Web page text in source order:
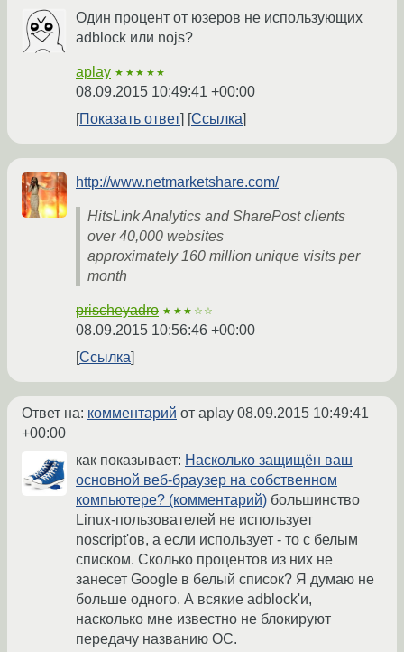
Один процент от юзеров не использующих
adblock или nojs?
aplay ★★★★★
08.09.2015 10:49:41 +00:00
Показать ответ
Ссылка
http://www.netmarketshare.com/
HitsLink Analytics and SharePost clients
over 40,000 websites
approximately 160 million unique visits per
month
prischeyadro ★★★☆☆
08.09.2015 10:56:46 +00:00
Ссылка
Ответ на: комментарий от aplay 08.09.2015 10:49:41
+00:00
как показывает: Насколько защищён ваш
основной веб-браузер на собственном
компьютере? (комментарий) большинство
Linux-пользователей не использует
noscript'ов, а если использует - то с белым
списком. Сколько процентов из них не
занесет Google в белый список? Я думаю не
больше одного. А всякие adblock'и,
насколько мне известно не блокируют
передачу названию ОС.